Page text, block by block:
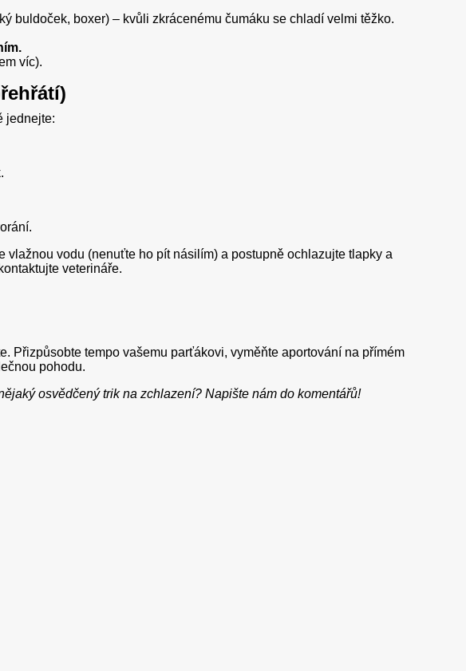
buldoček, boxer) – kvůli zkrácenému čumáku se chladí velmi těžko.
víc).
jednejte:
vlažnou vodu (nenuťte ho pít násilím) a postupně ochlazujte tlapky a
veterináře.
Přizpůsobte tempo vašemu parťákovi, vyměňte aportování na přímém
pohodu.
osvědčený trik na zchlazení? Napište nám do komentářů!